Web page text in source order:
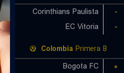
Corinthians Paulista
-
EC Vitoria
-
Colombia Primera B
Bogota FC
۰